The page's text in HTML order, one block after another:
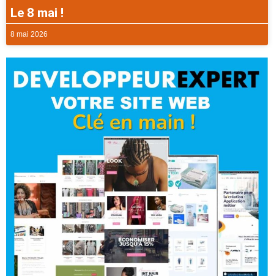
Le 8 mai !
8 mai 2026